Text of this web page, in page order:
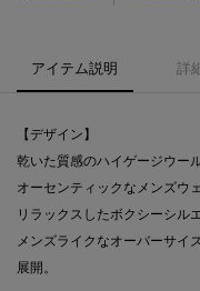
アイテム説明 詳
【デザイン】
乾いた質感のハイゲージウー
オーセンティックなメンズウ
リラックスしたボクシーシル
メンズライクなオーバーサイ
展開。